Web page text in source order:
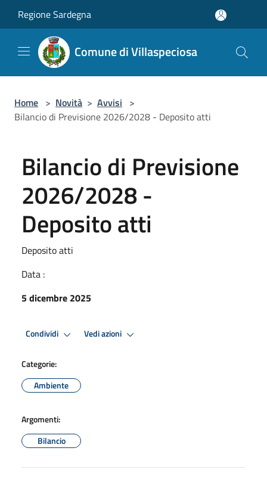
Regione Sardegna
Comune di Villaspeciosa
Home > Novità > Avvisi >
Bilancio di Previsione 2026/2028 - Deposito atti
Bilancio di Previsione
2026/2028 -
Deposito atti
Deposito atti
Data :
5 dicembre 2025
Condividi Vedi azioni
Categorie:
Ambiente
Argomenti:
Bilancio